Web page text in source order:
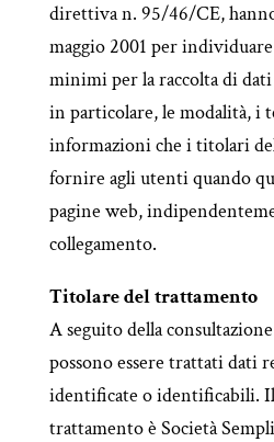
direttiva n. 95/46/CE,
maggio 2001 per
minimi per la raccolta di
in particolare, le modalità, i
informazioni che i titolari
fornire agli utenti quando
pagine web,
collegamento.
Titolare del trattamento
A seguito della
possono essere trattati dati
identificate o identificabili.
trattamento è Società